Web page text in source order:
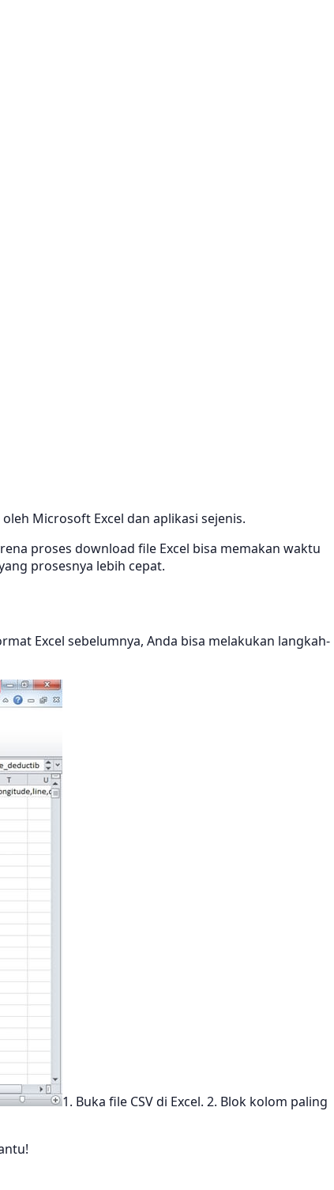
Microsoft Excel dan aplikasi sejenis.
proses download file Excel bisa memakan waktu
prosesnya lebih cepat.
Excel sebelumnya, Anda bisa melakukan langkah-
1. Buka file CSV di Excel. 2. Blok kolom paling